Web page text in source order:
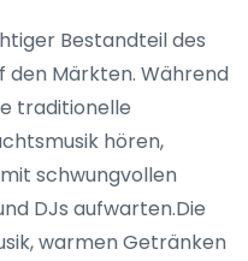
Bestandteil des
Märkten. Während
traditionelle
hören,
schwungvollen
DJs aufwarten.Die
warmen Getränken